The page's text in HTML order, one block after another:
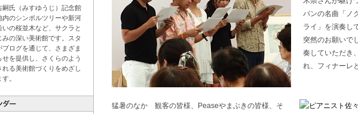
嗣氏（みすゆうじ）記念館
内のシンボルツリーや新河
いの桜並木など、サクラと
みの深い美術館です。スタ
ブログを通じて、さまざま
せを提供し、さくらのよう
れる美術館づくりをめざし
。
パンの名曲「ノ
ライ」を演奏し
突然のお願いで
奏していただき
れ、フィナーレ
猛暑のなか 観客の皆様、Peaseやまぶきの皆様、そ